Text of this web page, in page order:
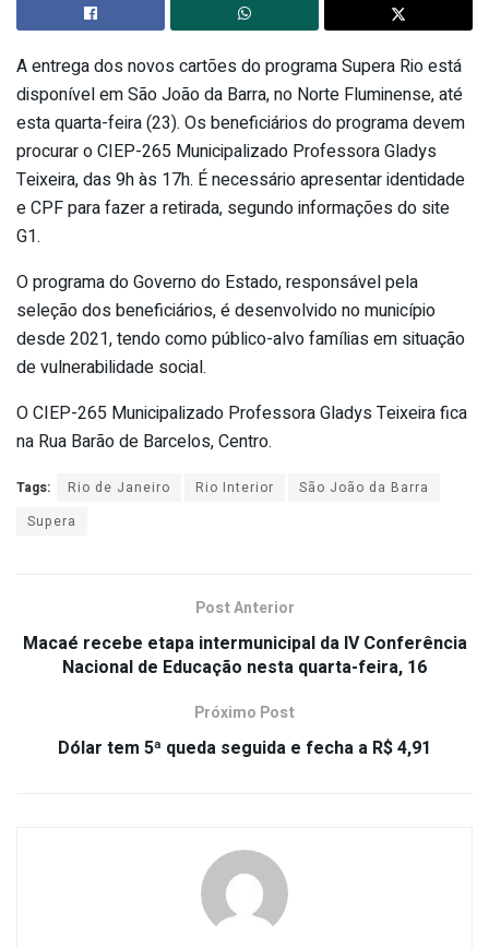
A entrega dos novos cartões do programa Supera Rio está
disponível em São João da Barra, no Norte Fluminense, até
esta quarta-feira (23). Os beneficiários do programa devem
procurar o CIEP-265 Municipalizado Professora Gladys
Teixeira, das 9h às 17h. É necessário apresentar identidade
e CPF para fazer a retirada, segundo informações do site
G1.
O programa do Governo do Estado, responsável pela
seleção dos beneficiários, é desenvolvido no município
desde 2021, tendo como público-alvo famílias em situação
de vulnerabilidade social.
O CIEP-265 Municipalizado Professora Gladys Teixeira fica
na Rua Barão de Barcelos, Centro.
Tags: Rio de Janeiro Rio Interior
São João da Barra
Supera
Post Anterior
Macaé recebe etapa intermunicipal da IV Conferência
Nacional de Educação nesta quarta-feira, 16
Próximo Post
Dólar tem 5ª queda seguida e fecha a R$ 4,91